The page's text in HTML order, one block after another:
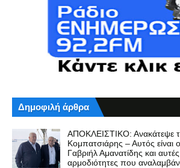
Δημοφιλή άρθρα
ΑΠΟΚΛΕΙΣΤΙΚΟ: Ανακάτεψε
Κομπατσιάρης – Αυτός είναι
Γαβριήλ Αμανατίδης και αυτές
αρμοδιότητες που